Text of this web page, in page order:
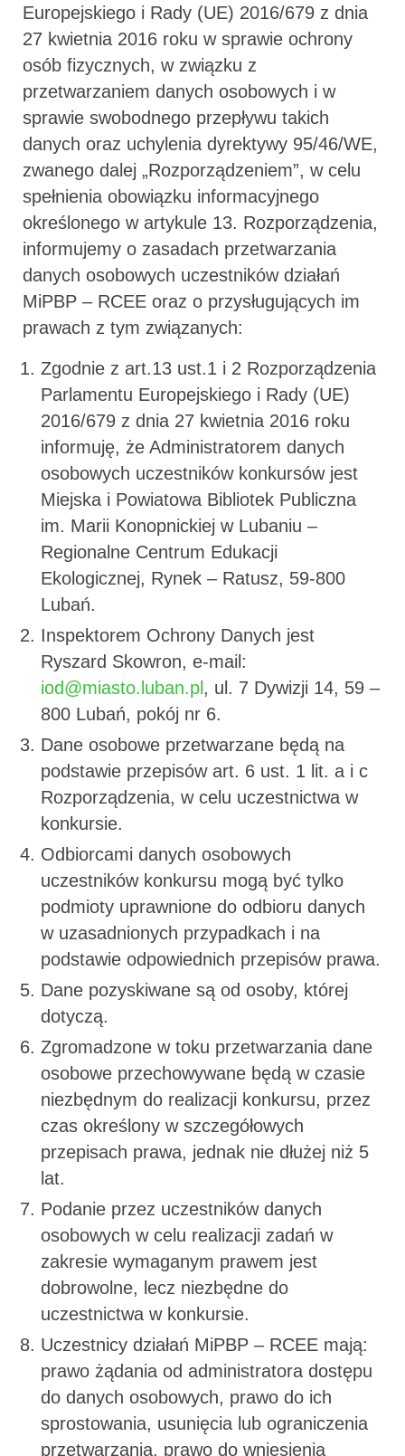
Europejskiego i Rady (UE) 2016/679 z dnia
27 kwietnia 2016 roku w sprawie ochrony
osób fizycznych, w związku z
przetwarzaniem danych osobowych i w
sprawie swobodnego przepływu takich
danych oraz uchylenia dyrektywy 95/46/WE,
zwanego dalej „Rozporządzeniem”, w celu
spełnienia obowiązku informacyjnego
określonego w artykule 13. Rozporządzenia,
informujemy o zasadach przetwarzania
danych osobowych uczestników działań
MiPBP – RCEE oraz o przysługujących im
prawach z tym związanych:
Zgodnie z art.13 ust.1 i 2 Rozporządzenia
Parlamentu Europejskiego i Rady (UE)
2016/679 z dnia 27 kwietnia 2016 roku
informuję, że Administratorem danych
osobowych uczestników konkursów jest
Miejska i Powiatowa Bibliotek Publiczna
im. Marii Konopnickiej w Lubaniu –
Regionalne Centrum Edukacji
Ekologicznej, Rynek – Ratusz, 59-800
Lubań.
Inspektorem Ochrony Danych jest
Ryszard Skowron, e-mail:
iod@miasto.luban.pl , ul. 7 Dywizji 14, 59 –
800 Lubań, pokój nr 6.
Dane osobowe przetwarzane będą na
podstawie przepisów art. 6 ust. 1 lit. a i c
Rozporządzenia, w celu uczestnictwa w
konkursie.
Odbiorcami danych osobowych
uczestników konkursu mogą być tylko
podmioty uprawnione do odbioru danych
w uzasadnionych przypadkach i na
podstawie odpowiednich przepisów prawa.
Dane pozyskiwane są od osoby, której
dotyczą.
Zgromadzone w toku przetwarzania dane
osobowe przechowywane będą w czasie
niezbędnym do realizacji konkursu, przez
czas określony w szczegółowych
przepisach prawa, jednak nie dłużej niż 5
lat.
Podanie przez uczestników danych
osobowych w celu realizacji zadań w
zakresie wymaganym prawem jest
dobrowolne, lecz niezbędne do
uczestnictwa w konkursie.
Uczestnicy działań MiPBP – RCEE mają:
prawo żądania od administratora dostępu
do danych osobowych, prawo do ich
sprostowania, usunięcia lub ograniczenia
przetwarzania, prawo do wniesienia